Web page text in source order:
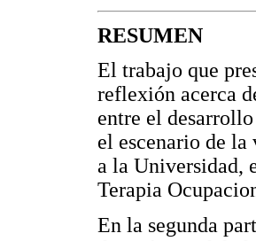
RESUMEN
El trabajo que
reflexión acerca
entre el
el escenario de la
a la Universidad,
Terapia
En la segunda